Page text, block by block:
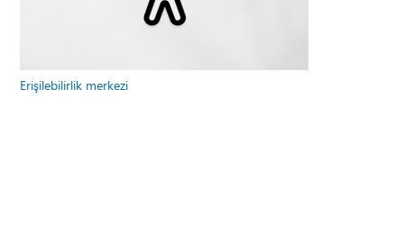
Erişilebilirlik merkezi